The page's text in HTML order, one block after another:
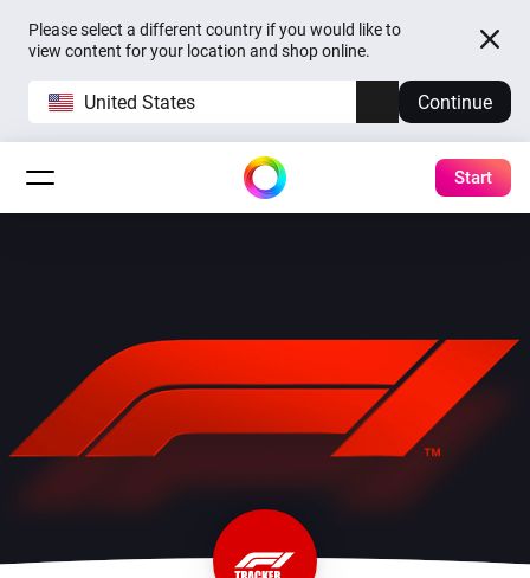
Please select a different country if you would like to
view content for your location and shop online.
United States Continue
Start